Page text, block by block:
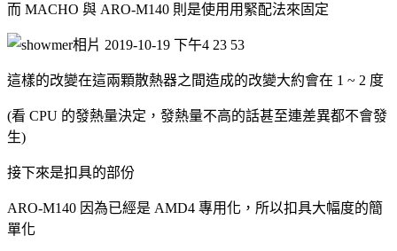
而 MACHO 與 ARO-M140 則是使用用緊配法來固定
這樣的改變在這兩顆散熱器之間造成的改變大約會在 1 ~ 2 度
(看 CPU 的發熱量決定，發熱量不高的話甚至連差異都不會發
生)
接下來是扣具的部份
ARO-M140 因為已經是 AMD4 專用化，所以扣具大幅度的簡
單化